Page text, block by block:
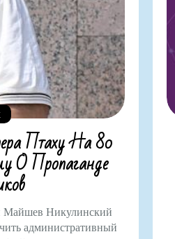
Птаху На 80
О Пропаганде
Никулинский
административный